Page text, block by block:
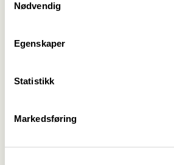
Nødvendig
Egenskaper
Statistikk
Markedsføring
23. juli